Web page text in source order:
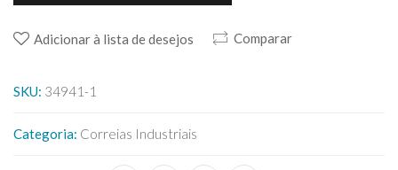
Adicionar à lista de desejos Comparar
SKU: 34941-1
Categoria: Correias Industriais